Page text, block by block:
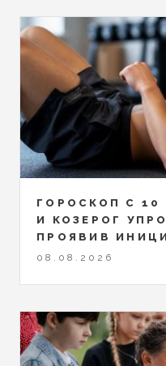
ГОРОСКОП С 10
И КОЗЕРОГ
ПРОЯВИВ
08.08.2026